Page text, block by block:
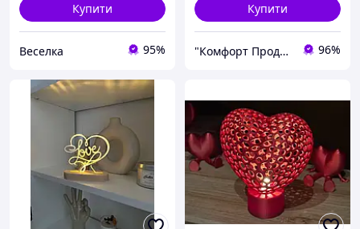
Купити
Веселка 95%
Купити
"Комфорт Продукт" 96%